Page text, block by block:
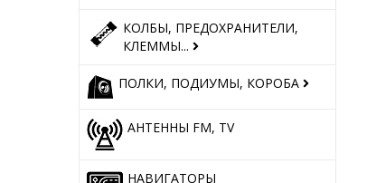
КОЛБЫ, ПРЕДОХРАНИТЕЛИ,
КЛЕММЫ...
ПОЛКИ, ПОДИУМЫ, КОРОБА
АНТЕННЫ FM, TV
НАВИГАТОРЫ